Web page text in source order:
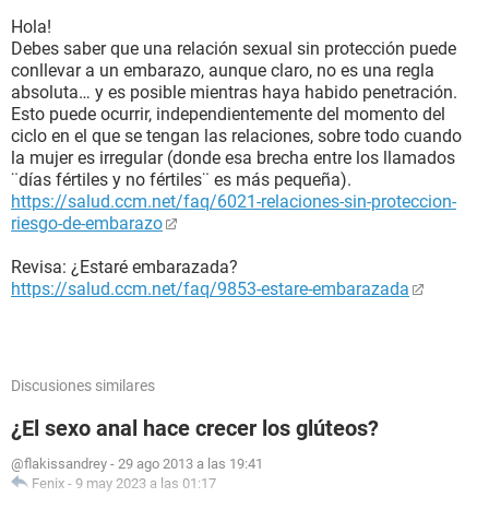
Hola!
Debes saber que una relación sexual sin protección puede
conllevar a un embarazo, aunque claro, no es una regla
absoluta… y es posible mientras haya habido penetración.
Esto puede ocurrir, independientemente del momento del
ciclo en el que se tengan las relaciones, sobre todo cuando
la mujer es irregular (donde esa brecha entre los llamados
¨días fértiles y no fértiles¨ es más pequeña).
https://salud.ccm.net/faq/6021-relaciones-sin-proteccion-
riesgo-de-embarazo
Revisa: ¿Estaré embarazada?
https://salud.ccm.net/faq/9853-estare-embarazada
Discusiones similares
¿El sexo anal hace crecer los glúteos?
@flakissandrey - 29 ago 2013 a las 19:41
Fenix - 9 may 2023 a las 01:17